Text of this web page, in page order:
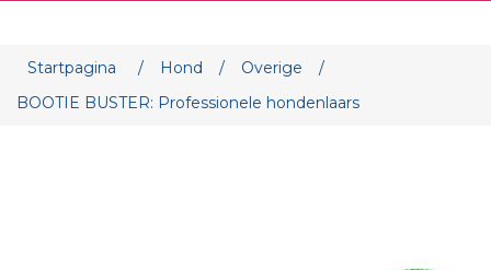
Startpagina / Hond / Overige
/
BOOTIE BUSTER: Professionele hondenlaars